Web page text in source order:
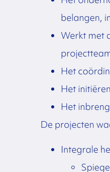
belangen,
Werkt met
Het
Het
Het
De projecten
Integrale